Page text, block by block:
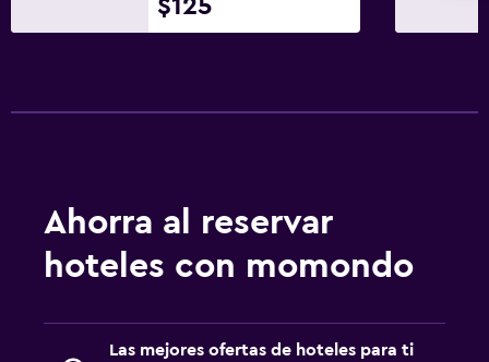
$125
Ahorra al reservar
hoteles con momondo
Las mejores ofertas de hoteles para ti